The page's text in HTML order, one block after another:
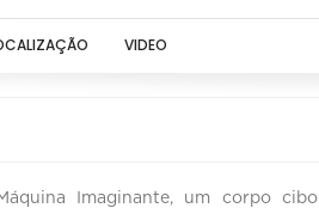
VIDEO
Imaginante, um corpo